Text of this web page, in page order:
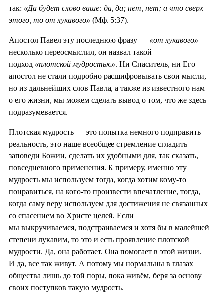
так: «Да будет слово ваше: да, да; нет, нет; а что сверх
этого, то от лукавого» (Мф. 5:37).
Апостол Павел эту последнюю фразу — «от лукавого» —
несколько переосмыслил, он назвал такой
подход «плотской мудростью». Ни Спаситель, ни Его
апостол не стали подробно расшифровывать свои мысли,
но из дальнейших слов Павла, а также из известного нам
о его жизни, мы можем сделать вывод о том, что же здесь
подразумевается.
Плотская мудрость — это попытка немного подправить
реальность, это наше всеобщее стремление сгладить
заповеди Божии, сделать их удобными для, так сказать,
повседневного применения. К примеру, именно эту
мудрость мы используем тогда, когда хотим кому-то
понравиться, на кого-то произвести впечатление, тогда,
когда саму веру используем для достижения не связанных
со спасением во Христе целей. Если
мы выкручиваемся, подстраиваемся и хотя бы в малейшей
степени лукавим, то это и есть проявление плотской
мудрости. Да, она работает. Она помогает в этой жизни.
И да, все так живут. А потому мы нормальны в глазах
общества лишь до той поры, пока живём, беря за основу
своих поступков такую мудрость.